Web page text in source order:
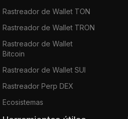
Rastreador de Wallet TON
Rastreador de Wallet TRON
Rastreador de Wallet
Bitcoin
Rastreador de Wallet SUI
Rastreador Perp DEX
Ecosistemas